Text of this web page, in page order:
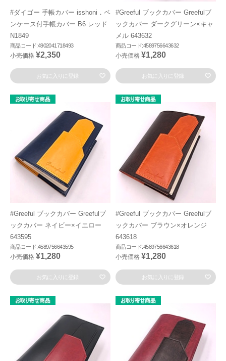
#ダイゴー 手帳カバー isshoni．ペ
ンケース付手帳カバー B6 レッド
N1849
商品コード:4902041718493
小売価格 ¥2,350
お気に入りに登録
#Greeful ブックカバー Greefulブ
ックカバー ダークグリーン×キャ
メル 643632
商品コード:4589756643632
小売価格 ¥1,280
お気に入りに登録
#Greeful ブックカバー Greefulブ
ックカバー ネイビー×イエロー
643595
商品コード:4589756643595
小売価格 ¥1,280
お気に入りに登録
#Greeful ブックカバー Greefulブ
ックカバー ブラウン×オレンジ
643618
商品コード:4589756643618
小売価格 ¥1,280
お気に入りに登録